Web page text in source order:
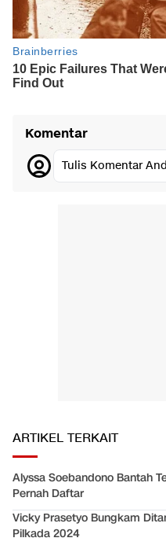
Komentar
Tulis Komentar
ARTIKEL TERKAIT
Alyssa Soebandono Bantah
Pernah Daftar
Vicky Prasetyo Bungkam
Pilkada 2024